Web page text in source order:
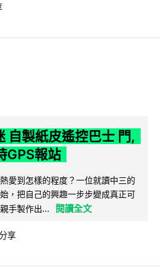
自製紙皮遙控巴士 門,
GPS報站
愛到怎樣的程度？一位就讀中三的
，把自己的興趣一步步變成真正可
手製作出...
閱讀全文
享